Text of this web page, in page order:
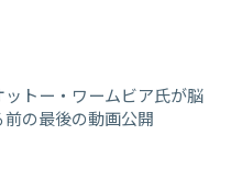
ットー・ワームビア氏が脳
の最後の動画公開